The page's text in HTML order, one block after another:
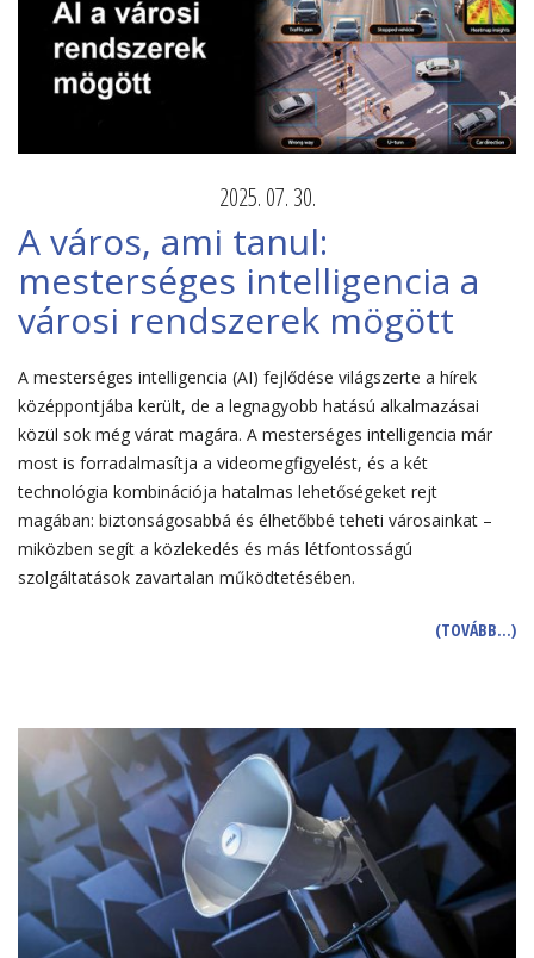
2025. 07. 30.
A város, ami tanul:
mesterséges intelligencia a
városi rendszerek mögött
A mesterséges intelligencia (AI) fejlődése világszerte a hírek
középpontjába került, de a legnagyobb hatású alkalmazásai
közül sok még várat magára. A mesterséges intelligencia már
most is forradalmasítja a videomegfigyelést, és a két
technológia kombinációja hatalmas lehetőségeket rejt
magában: biztonságosabbá és élhetőbbé teheti városainkat –
miközben segít a közlekedés és más létfontosságú
szolgáltatások zavartalan működtetésében.
(TOVÁBB…)